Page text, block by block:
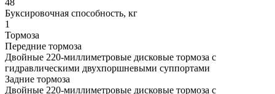
Буксировочная способность, кг
1
Тормоза
Передние тормоза
Двойные 220-миллиметровые дисковые тормоза с
гидравлическими двухпоршневыми суппортами
Задние тормоза
Двойные 220-миллиметровые дисковые тормоза с